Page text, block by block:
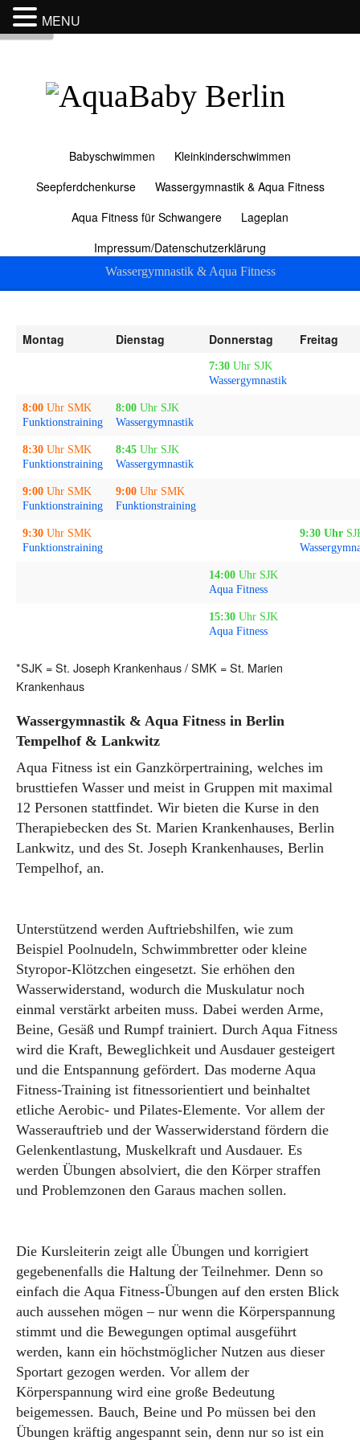
Menu
Babyschwimmen
Kleinkinderschwimmen
Seepferdchenkurse
Wassergymnastik & Aqua Fitness
Aqua Fitness für Schwangere
Lageplan
Impressum/Datenschutzerklärung
Wassergymnastik & Aqua Fitness
Montag Dienstag Donnerstag Freitag
7:30 Uhr SJK
Wassergymnastik
8:00 Uhr SMK
Funktionstraining
8:00 Uhr SJK
Wassergymnastik
8:30 Uhr SMK
Funktionstraining
8:45 Uhr SJK
Wassergymnastik
9:00 Uhr SMK
Funktionstraining
9:00 Uhr SMK
Funktionstraining
9:30 Uhr SMK
Funktionstraining
9:30 Uhr
14:00 Uhr SJK
Aqua Fitness
15:30 Uhr SJK
Aqua Fitness
*SJK = St. Joseph Krankenhaus / SMK = St. Marien
Krankenhaus
Wassergymnastik & Aqua Fitness in Berlin
Tempelhof & Lankwitz
Aqua Fitness ist ein Ganzkörpertraining, welches im
brusttiefen Wasser und meist in Gruppen mit maximal
12 Personen stattfindet. Wir bieten die Kurse in den
Therapiebecken des St. Marien Krankenhauses, Berlin
Lankwitz, und des St. Joseph Krankenhauses, Berlin
Tempelhof, an.
Unterstützend werden Auftriebshilfen, wie zum
Beispiel Poolnudeln, Schwimmbretter oder kleine
Styropor-Klötzchen eingesetzt. Sie erhöhen den
Wasserwiderstand, wodurch die Muskulatur noch
einmal verstärkt arbeiten muss. Dabei werden Arme,
Beine, Gesäß und Rumpf trainiert. Durch Aqua Fitness
wird die Kraft, Beweglichkeit und Ausdauer gesteigert
und die Entspannung gefördert. Das moderne Aqua
Fitness-Training ist fitnessorientiert und beinhaltet
etliche Aerobic- und Pilates-Elemente. Vor allem der
Wasserauftrieb und der Wasserwiderstand fördern die
Gelenkentlastung, Muskelkraft und Ausdauer. Es
werden Übungen absolviert, die den Körper straffen
und Problemzonen den Garaus machen sollen.
Die Kursleiterin zeigt alle Übungen und korrigiert
gegebenenfalls die Haltung der Teilnehmer. Denn so
einfach die Aqua Fitness-Übungen auf den ersten Blick
auch aussehen mögen – nur wenn die Körperspannung
stimmt und die Bewegungen optimal ausgeführt
werden, kann ein höchstmöglicher Nutzen aus dieser
Sportart gezogen werden. Vor allem der
Körperspannung wird eine große Bedeutung
beigemessen. Bauch, Beine und Po müssen bei den
Übungen kräftig angespannt sein, denn nur so ist ein
MENU